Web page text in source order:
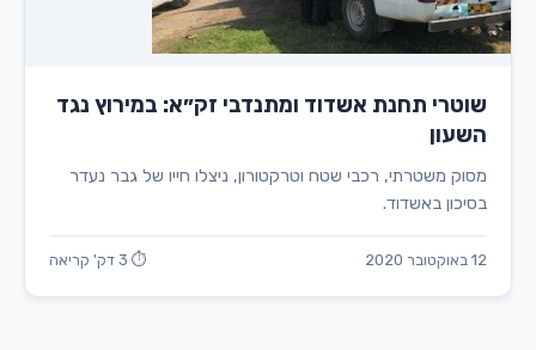
שוטרי תחנת אשדוד ומתנדבי זק״א: במירוץ נגד
השעון
מסוק משטרתי, רכבי שטח וטרקטורון, ניצלו חייו של גבר נעדר
בסיכון באשדוד.
12 באוקטובר 2020 ⏱ 3 דק' קריאה